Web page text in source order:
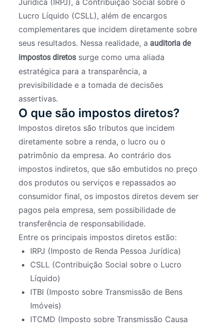
Lucro Líquido (CSLL), além de encargos
complementares que incidem diretamente sobre
seus resultados. Nessa realidade, a auditoria de
impostos diretos surge como uma aliada
estratégica para a transparência, a
previsibilidade e a tomada de decisões
assertivas.
O que são impostos diretos?
Impostos diretos são tributos que incidem
diretamente sobre a renda, o lucro ou o
patrimônio da empresa. Ao contrário dos
impostos indiretos, que são embutidos no preço
dos produtos ou serviços e repassados ao
consumidor final, os impostos diretos devem ser
pagos pela empresa, sem possibilidade de
transferência de responsabilidade.
Entre os principais impostos diretos estão:
IRPJ (Imposto de Renda Pessoa Jurídica)
CSLL (Contribuição Social sobre o Lucro
Líquido)
ITBI (Imposto sobre Transmissão de Bens
Imóveis)
ITCMD (Imposto sobre Transmissão Causa